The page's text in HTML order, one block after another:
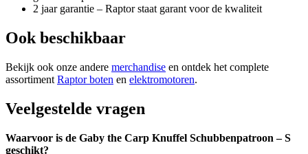
2 jaar garantie – Raptor staat garant voor de kwaliteit
Ook beschikbaar
Bekijk ook onze andere merchandise en ontdek het complete
assortiment Raptor boten en elektromotoren.
Veelgestelde vragen
Waarvoor is de Gaby the Carp Knuffel Schubbenpatroon – S
geschikt?